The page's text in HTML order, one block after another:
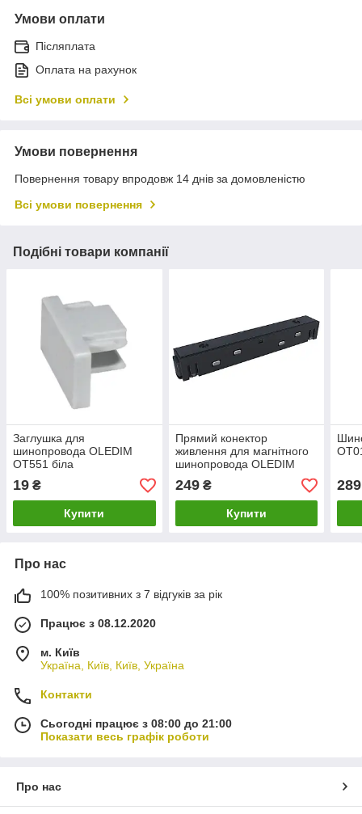
Умови оплати
Післяплата
Оплата на рахунок
Всі умови оплати
Умови повернення
Повернення товару впродовж 14 днів за домовленістю
Всі умови повернення
Подібні товари компанії
Заглушка для
шинопровода OLEDIM
OT551 біла
19 ₴
Купити
Прямий конектор
живлення для магнітного
шинопровода OLEDIM
OL501 48V чорний
249₴
Купити
289
Про нас
100% позитивних з 7 відгуків за рік
Працює з 08.12.2020
м. Київ
Україна, Київ, Київ, Україна
Контакти
Сьогодні працює з 08:00 до 21:00
Показати весь графік роботи
Про нас